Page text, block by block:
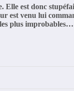
Elle est donc
est venu lui
plus